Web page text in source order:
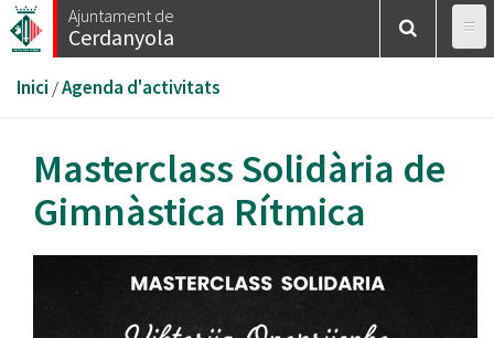
Vés
al
Ajuntament de
Cerdanyola
Esteu
aquí
Inici /Agenda d'activitats
Masterclass Solidària de
Gimnàstica Rítmica